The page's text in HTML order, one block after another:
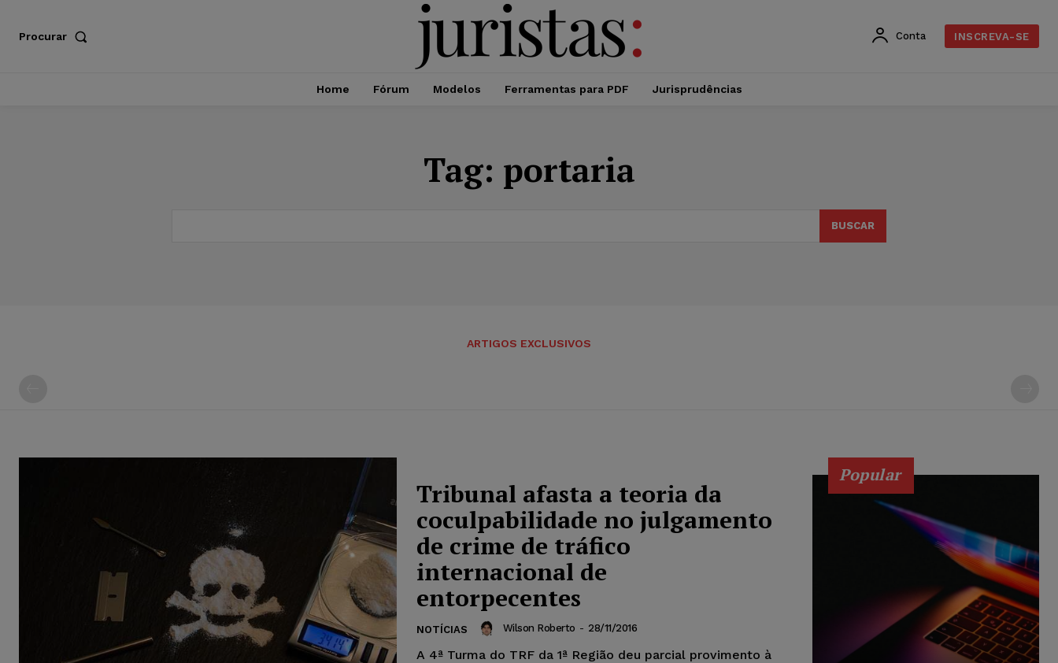
Procurar Conta INSCREVA-SE
Home Fórum Modelos Ferramentas para PDF Jurisprudências
Tag: portaria
BUSCAR
ARTIGOS EXCLUSIVOS
Tribunal afasta a teoria da
coculpabilidade no julgamento
de crime de tráfico
internacional de
entorpecentes
NOTÍCIAS Wilson Roberto - 28/11/2016
A 4ª Turma do TRF da 1ª Região deu parcial provimento à
Popular